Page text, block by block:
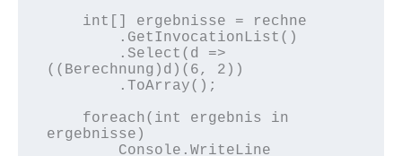
((Berechnung)d)(6, 2))
ergebnisse)